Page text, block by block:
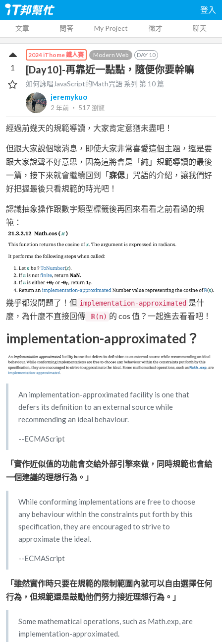
登入
文章 問答 My Project 徵才 聊天
2024 iThome 鐵人賽 Modern Web DAY 10
[Day10]-再靠近一點點，隨便你要幹嘛
如何詠唱JavaScript的Math咒語 系列 第 10 篇
jeremykuo
2 年前 ‧ 517瀏覽
1
經過前幾天的規範導讀，大家肯定意猶未盡吧！
但跟大家說個壞消息，即使大家非常喜愛這個主題，還是要
跟大家說聲不好意思，因為這將會是「純」規範導讀的最後
一篇，接下來就會繼續回到「 寐偲 」咒語的介紹，讓我們好
好把握最後只看規範的時光吧！
認識抽象操作跟數字類型標籤後再回來看看之前看過的規
範：
幾乎都沒問題了！但 implementation-approximated 是什
麼，為什麼不直接回傳
ℝ(n) 的 cos 值？一起進去看看吧！
implementation-approximated？
An implementation-approximated facility is one that
defers its definition to an external source while
recommending an ideal behaviour.
--ECMAScript
「實作近似值的功能會交給外部引擎來做，同時規範也會給
一個建議的理想行為。」
While conforming implementations are free to choose
any behaviour within the constraints put forth by this
specification, they are encouraged to strive to
approximate the ideal.
--ECMAScript
「雖然實作時只要在規範的限制範圍內就可以自由選擇任何
行為，但規範還是鼓勵他們努力接近理想行為。」
Some mathematical operations, such as Math.exp, are
implementation-approximated.